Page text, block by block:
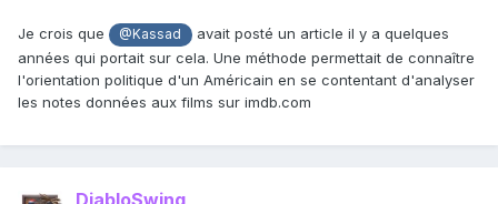
Je crois que @Kassad
avait posté un article il y a quelques
années qui portait sur cela. Une méthode permettait de connaître
l'orientation politique d'un Américain en se contentant d'analyser
les notes données aux films sur imdb.com